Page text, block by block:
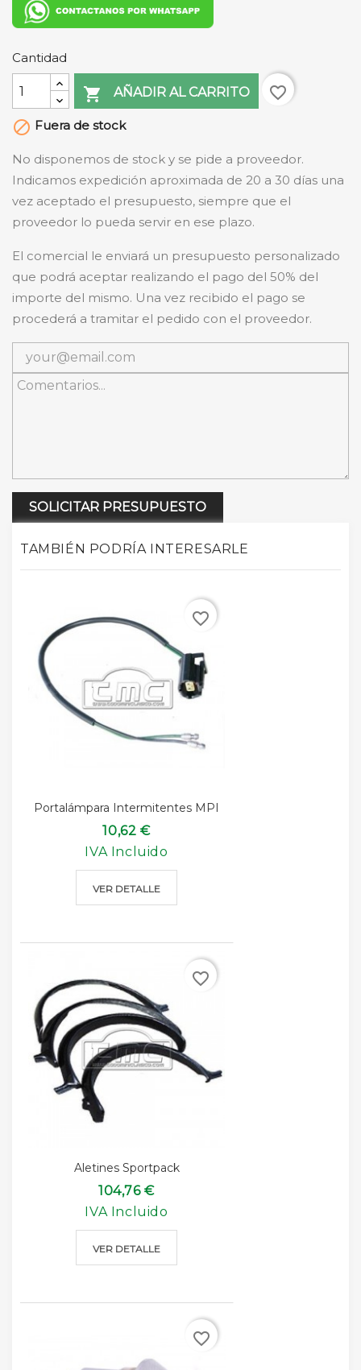
Cantidad
 AÑADIR AL CARRITO
favorite_border
 Fuera de stock
No disponemos de stock y se pide a proveedor.
Indicamos expedición aproximada de 20 a 30 días una
vez aceptado el presupuesto, siempre que el
proveedor lo pueda servir en ese plazo.
El comercial le enviará un presupuesto personalizado
que podrá aceptar realizando el pago del 50% del
importe del mismo. Una vez recibido el pago se
procederá a tramitar el pedido con el proveedor.
SOLICITAR PRESUPUESTO
TAMBIÉN PODRÍA INTERESARLE
Portalámpara Intermitentes MPI
10,62 €
IVA Incluido
VER DETALLE
favorite_border
Aletines Sportpack
104,76 €
IVA Incluido
VER DETALLE
favorite_border
favorite_border